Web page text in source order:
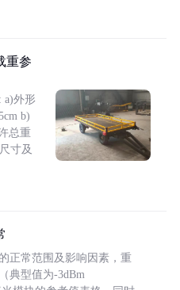
重参
a)外形
b)
总重
寸及
正常范围及影响因素，重
典型值为-3dBm